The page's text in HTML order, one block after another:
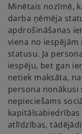
a
b
n
a
n
e
w
t
a
b
Minētais nozīmē,
darba ņēmēja
apdrošināšanas
viena no
statusu. Ja
iespēju, bet gan
netiek maksāta,
persona nonākusi
nepieciešams
atlīdzības,